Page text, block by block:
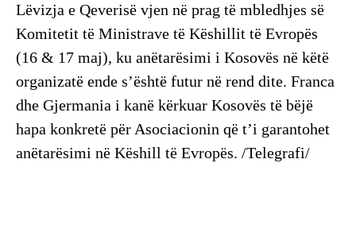
Lëvizja e Qeverisë vjen në prag të mbledhjes së
Komitetit të Ministrave të Këshillit të Evropës
(16 & 17 maj), ku anëtarësimi i Kosovës në këtë
organizatë ende s’është futur në rend dite. Franca
dhe Gjermania i kanë kërkuar Kosovës të bëjë
hapa konkretë për Asociacionin që t’i garantohet
anëtarësimi në Këshill të Evropës. /Telegrafi/